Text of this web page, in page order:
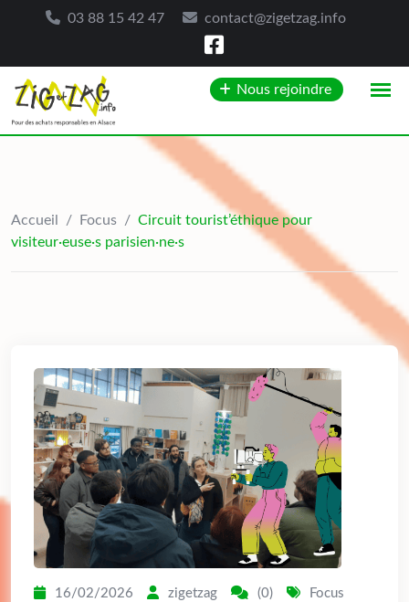
03 88 15 42 47 contact@zigetzag.info
content
Nous rejoindre
Accueil / Focus / Circuit tourist’éthique pour
visiteur·euse·s parisien·ne·s
16/02/2026 zigetzag (0) Focus